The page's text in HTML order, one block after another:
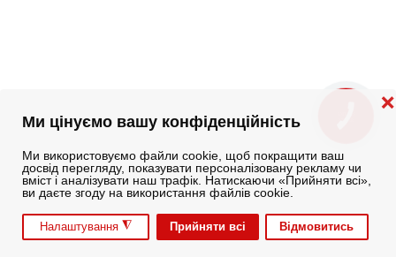
Ми цінуємо вашу конфіденційність
Ми використовуємо файли cookie, щоб покращити ваш
досвід перегляду, показувати персоналізовану рекламу чи
вміст і аналізувати наш трафік. Натискаючи «Прийняти всі»,
ви даєте згоду на використання файлів cookie.
Налаштування ◮ Прийняти всі Відмовитись
❌